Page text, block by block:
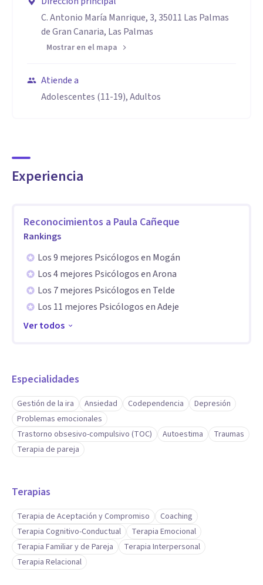
Especialidad
A lo largo de mi ejercicio profesional me he especializado y
he adquirido diferentes competencias:
- Personas con altas sensibilidad
- Trauma: heridas emocionales
- Inestabilidad emocional
- Controles de ira
- Dificultades de llevar a cabo proyectos "estar bloqueada"
- Gestión del tiempo
- Procrastinación
Aptitudes
Abogo por un abordaje integral de la persona... Entiendo su
situación y doto de diferentes herramientas y técnicas que
Antes que profesional soy persona y la cercanía y la
comprensión es la base de la terapia que ejerzo.
C. Antonio María Manrique, 3, 35011 Las Palmas
de Gran Canaria, Las Palmas
Mostrar en el mapa
Atiende a
Adolescentes (11-19), Adultos
Experiencia
Reconocimientos a Paula Cañeque
Rankings
Los 9 mejores Psicólogos en Mogán
Los 4 mejores Psicólogos en Arona
Los 7 mejores Psicólogos en Telde
Los 11 mejores Psicólogos en Adeje
Ver todos
Especialidades
Gestión de la ira Ansiedad Codependencia
Depresión
Problemas emocionales
Trastorno obsesivo-compulsivo (TOC)
Autoestima
Traumas
Terapia de pareja
Terapias
Terapia de Aceptación y Compromiso
Coaching
Terapia Cognitivo-Conductual
Terapia Emocional
Terapia Familiar y de Pareja
Terapia Interpersonal
Terapia Relacional